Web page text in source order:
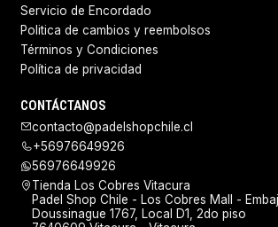
Servicio de Encordado
Politica de cambios y reembolsos
Términos y Condiciones
Política de privacidad
CONTÁCTANOS
contacto@padelshopchile.cl
+56976649926
56976649926
Tienda Los Cobres Vitacura
Padel Shop Chile - Los Cobres Mall -
Doussinague 1767, Local D1, 2do piso